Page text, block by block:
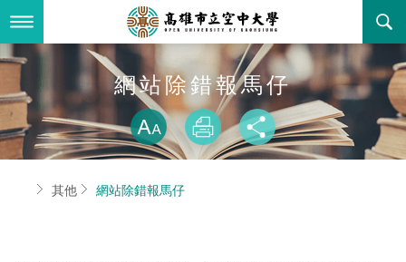
到
要
內最新消息
全部公告
教務公告
學系公告
關於本校
空大簡介
立案證明
本校位置
行政單位
行政單位簡介
學術單位
網站除錯報馬仔
略過字型切
放大
列印 分享
首頁其他 網站除錯報馬仔